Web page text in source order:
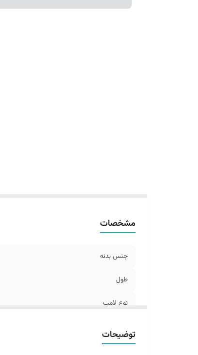
مشخصات
جنس بدنه
طول
نوع لامپ
توضیحات